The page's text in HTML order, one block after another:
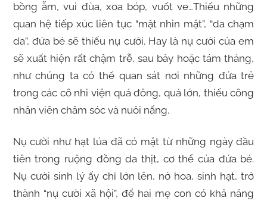
bồng ẵm, vui đùa, xoa bóp, vuốt ve…Thiếu những
quan hệ tiếp xúc liên tục “mặt nhìn mặt”, “da chạm
da”, đứa bé sẽ thiếu nụ cười. Hay là nụ cười của em
sẽ xuất hiện rất chậm trễ, sau bảy hoặc tám tháng,
như chúng ta có thể quan sát nơi những đứa trẻ
trong các cô nhi viện quá đông, quá lớn, thiếu công
nhân viên chăm sóc và nuôi nấng.
Nụ cười như hạt lúa đã có mặt từ những ngày đầu
tiên trong ruộng đồng da thịt, cơ thể của đứa bé.
Nụ cười sinh lý ấy chỉ lớn lên, nở hoa, sinh hạt, trở
thành “nụ cười xã hội”, để hai mẹ con có khả năng